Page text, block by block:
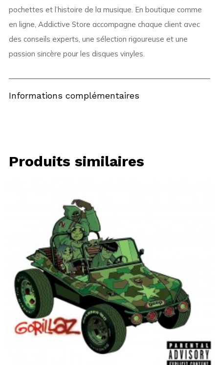
pochettes et l’histoire de la musique. En boutique comme
en ligne, Addictive Store accompagne chaque client avec
des conseils experts, une sélection rigoureuse et une
passion sincère pour les disques vinyles.
Informations complémentaires
Produits similaires